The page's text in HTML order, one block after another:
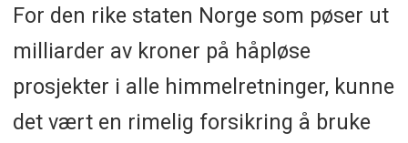
For den rike staten Norge som pøser ut
milliarder av kroner på håpløse
prosjekter i alle himmelretninger, kunne
det vært en rimelig forsikring å bruke